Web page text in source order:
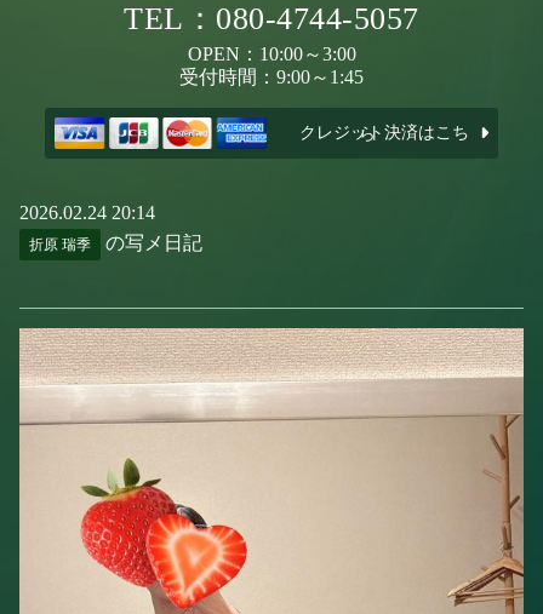
TEL：080-4744-5057
OPEN：10:00～3:00
受付時間：9:00～1:45
クレジット決済はこちら
2026.02.24 20:14
折原 瑞季 の写メ日記